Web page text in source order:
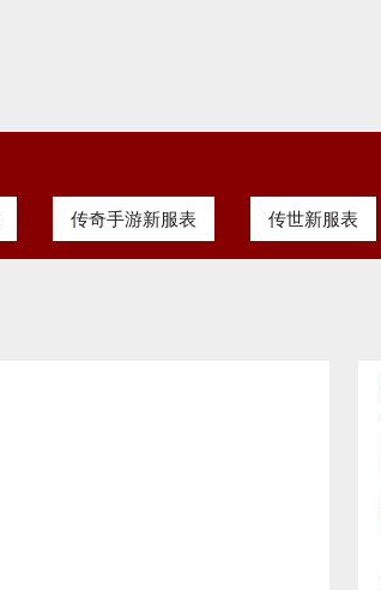
传奇手游新服表 传世新服表